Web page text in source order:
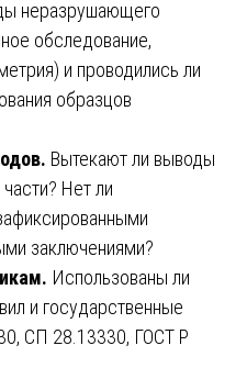
неразрушающего
обследование,
и проводились ли
образцов
Вытекают ли выводы
Нет ли
заключениями?
Использованы ли
и государственные
СП 28.13330, ГОСТ Р